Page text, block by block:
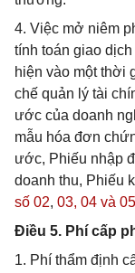
4. Việc mở niêm
tính toán giao
hiện vào một thời
chế quản lý tài
ước của doanh
mẫu hóa đơn
ước, Phiếu nhập
doanh thu, Phiếu
số 02, 03, 04 và
Điều 5. Phí cấp
1. Phí thẩm định